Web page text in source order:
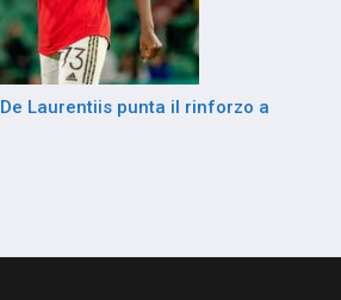
Laurentiis punta il rinforzo a